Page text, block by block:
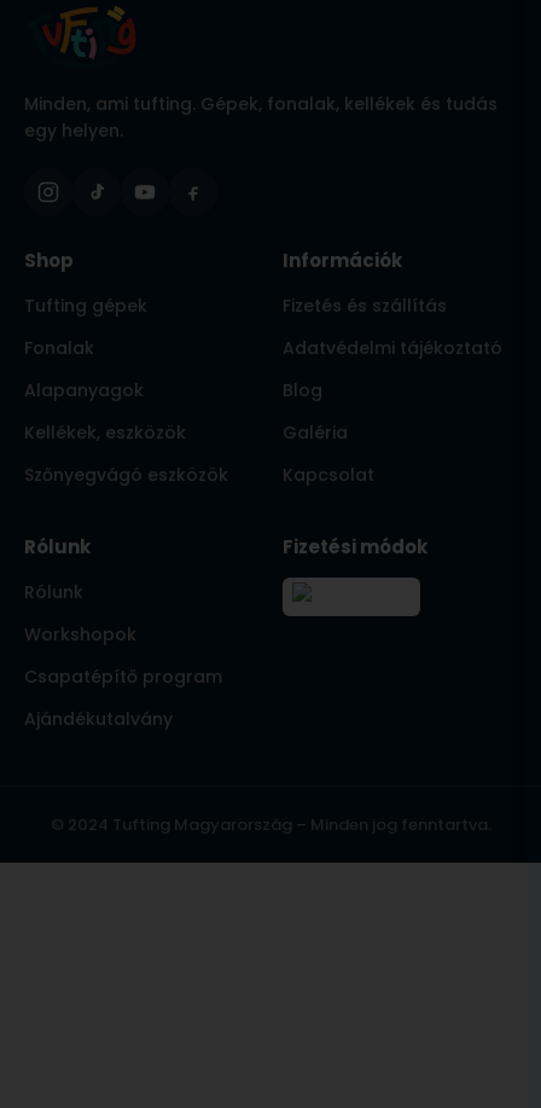
Minden, ami tufting. Gépek, fonalak, kellékek és tudás
egy helyen.
Shop
Tufting gépek
Fonalak
Alapanyagok
Kellékek, eszközök
Szőnyegvágó eszközök
Információk
Fizetés és szállítás
Adatvédelmi tájékoztató
Blog
Galéria
Kapcsolat
Rólunk
Rólunk
Workshopok
Csapatépítő program
Ajándékutalvány
Fizetési módok
© 2024 Tufting Magyarország – Minden jog fenntartva.